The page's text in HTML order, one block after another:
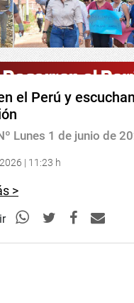
el Perú y
Lunes 1 de junio de
| 11:23 h
>